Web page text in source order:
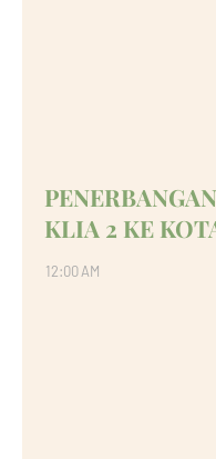
KLIA 2 KE
12:00 AM